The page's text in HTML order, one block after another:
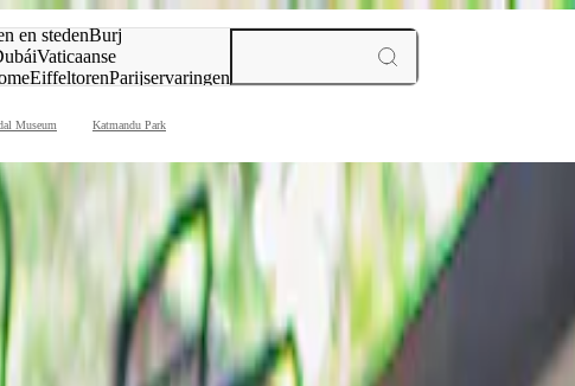
en stedenBurj
Vaticaanse
EiffeltorenParijservaringen
Museum Katmandu Park